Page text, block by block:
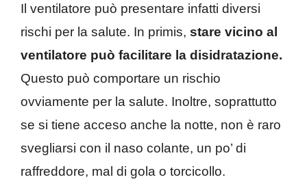
Il ventilatore può presentare infatti diversi
rischi per la salute. In primis, stare vicino al
ventilatore può facilitare la disidratazione.
Questo può comportare un rischio
ovviamente per la salute. Inoltre, soprattutto
se si tiene acceso anche la notte, non è raro
svegliarsi con il naso colante, un po’ di
raffreddore, mal di gola o torcicollo.